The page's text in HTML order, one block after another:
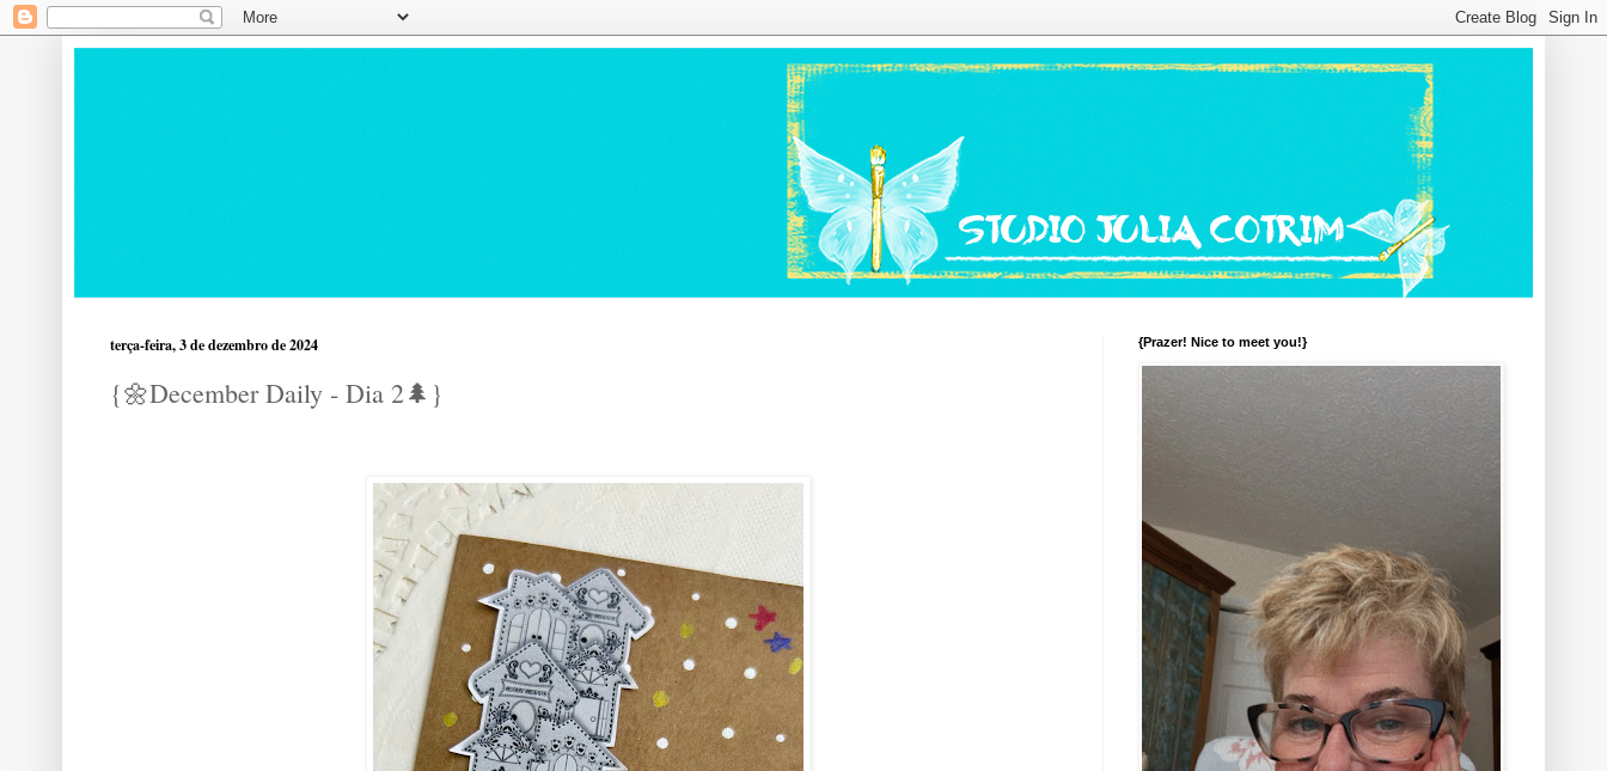
terça-feira, 3 de dezembro de 2024
{🌼December Daily - Dia 2🌲}
{Prazer! Nice to meet you!}